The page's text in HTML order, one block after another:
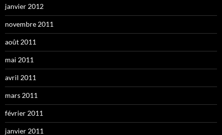
janvier 2012
novembre 2011
août 2011
mai 2011
avril 2011
mars 2011
février 2011
janvier 2011